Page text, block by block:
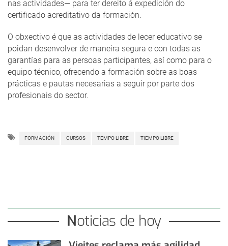
nas actividades— para ter dereito á expedición do
certificado acreditativo da formación.
O obxectivo é que as actividades de lecer educativo se
poidan desenvolver de maneira segura e con todas as
garantías para as persoas participantes, así como para o
equipo técnico, ofrecendo a formación sobre as boas
prácticas e pautas necesarias a seguir por parte dos
profesionais do sector.
FORMACIÓN CURSOS TEMPO LIBRE TIEMPO LIBRE
Noticias de hoy